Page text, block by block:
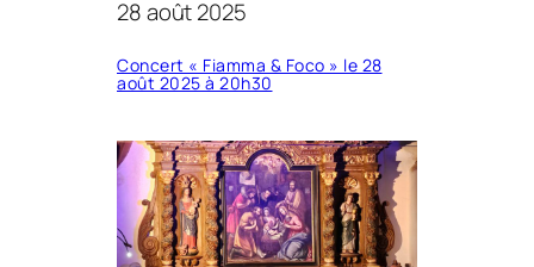
28 août 2025
Concert « Fiamma & Foco » le 28
août 2025 à 20h30